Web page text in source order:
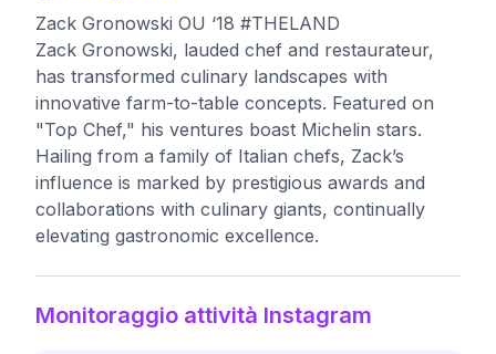
Zack Gronowski OU ‘18 #THELAND
Zack Gronowski, lauded chef and restaurateur,
has transformed culinary landscapes with
innovative farm-to-table concepts. Featured on
"Top Chef," his ventures boast Michelin stars.
Hailing from a family of Italian chefs, Zack’s
influence is marked by prestigious awards and
collaborations with culinary giants, continually
elevating gastronomic excellence.
Monitoraggio attività Instagram